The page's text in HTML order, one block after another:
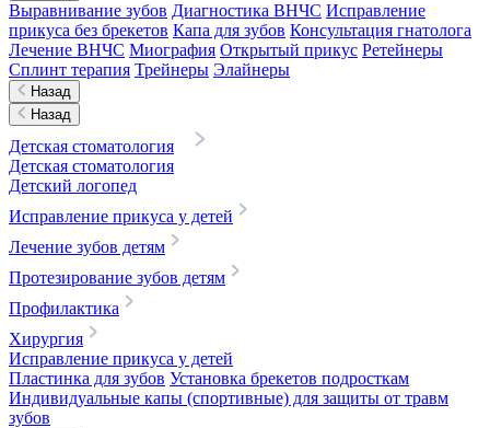
Выравнивание зубов Диагностика ВНЧС Исправление
прикуса без брекетов Капа для зубов Консультация гнатолога
Лечение ВНЧС Миография Открытый прикус Ретейнеры
Сплинт терапия Трейнеры Элайнеры
Назад
Назад
Детская стоматология
Детская стоматология
Детский логопед
Исправление прикуса у детей
Лечение зубов детям
Протезирование зубов детям
Профилактика
Хирургия
Исправление прикуса у детей
Пластинка для зубов Установка брекетов подросткам
Индивидуальные капы (спортивные) для защиты от травм
зубов